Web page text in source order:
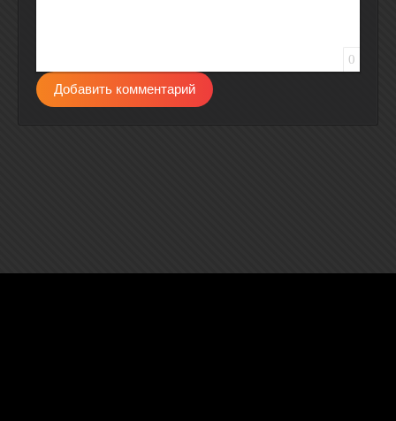
0
Добавить комментарий